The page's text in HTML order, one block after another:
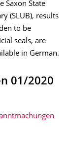
Saxon State
(SLUB), results
to be
seals, are
in German.
01/2020